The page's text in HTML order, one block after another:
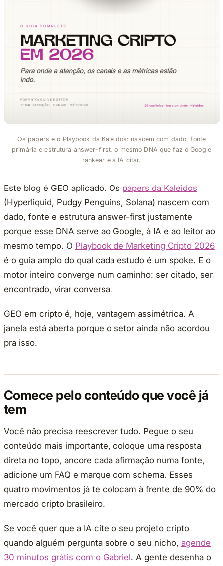
Os papers e o Playbook da Kaleidos: nascem com dado, fonte
primária e estrutura answer-first, o mesmo DNA que faz o Google
rankear e a IA citar.
Este blog é GEO aplicado. Os papers da Kaleidos
(Hyperliquid, Pudgy Penguins, Solana) nascem com
dado, fonte e estrutura answer-first justamente
porque esse DNA serve ao Google, à IA e ao leitor ao
mesmo tempo. O Playbook de Marketing Cripto 2026
é o guia amplo do qual cada estudo é um spoke. E o
motor inteiro converge num caminho: ser citado, ser
encontrado, virar conversa.
GEO em cripto é, hoje, vantagem assimétrica. A
janela está aberta porque o setor ainda não acordou
pra isso.
Comece pelo conteúdo que você já
tem
Você não precisa reescrever tudo. Pegue o seu
conteúdo mais importante, coloque uma resposta
direta no topo, ancore cada afirmação numa fonte,
adicione um FAQ e marque com schema. Esses
quatro movimentos já te colocam à frente de 90% do
mercado cripto brasileiro.
Se você quer que a IA cite o seu projeto cripto
quando alguém pergunta sobre o seu nicho, agende
30 minutos grátis com o Gabriel. A gente desenha o